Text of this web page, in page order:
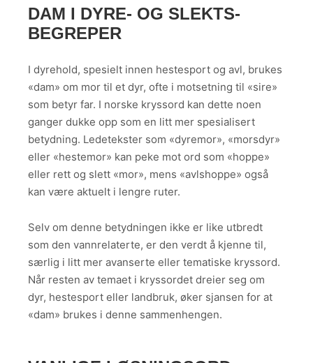
DAM I DYRE- OG SLEKTS­
BEGREPER
I dyrehold, spesielt innen hestesport og avl, brukes
«dam» om mor til et dyr, ofte i motsetning til «sire»
som betyr far. I norske kryssord kan dette noen
ganger dukke opp som en litt mer spesialisert
betydning. Ledetekster som «dyremor», «morsdyr»
eller «hestemor» kan peke mot ord som «hoppe»
eller rett og slett «mor», mens «avlshoppe» også
kan være aktuelt i lengre ruter.
Selv om denne betydningen ikke er like utbredt
som den vannrelaterte, er den verdt å kjenne til,
særlig i litt mer avanserte eller tematiske kryssord.
Når resten av temaet i kryssordet dreier seg om
dyr, hestesport eller landbruk, øker sjansen for at
«dam» brukes i denne sammenhengen.